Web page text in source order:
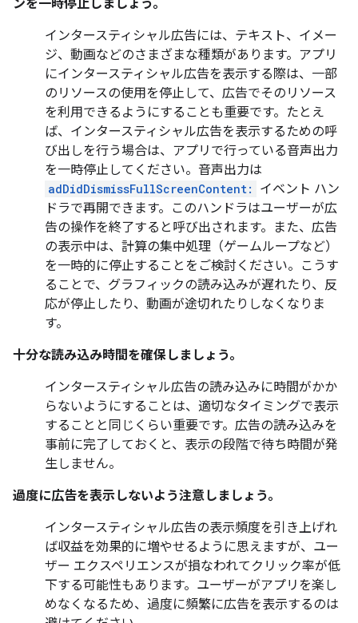
ンを一時停止しましょう。
インタースティシャル広告には、テキスト、イメー
ジ、動画などのさまざまな種類があります。アプリ
にインタースティシャル広告を表示する際は、一部
のリソースの使用を停止して、広告でそのリソース
を利用できるようにすることも重要です。たとえ
ば、インタースティシャル広告を表示するための呼
び出しを行う場合は、アプリで行っている音声出力
を一時停止してください。音声出力は
adDidDismissFullScreenContent:
イベント ハン
ドラで再開できます。このハンドラはユーザーが広
告の操作を終了すると呼び出されます。また、広告
の表示中は、計算の集中処理（ゲームループなど）
を一時的に停止することをご検討ください。こうす
ることで、グラフィックの読み込みが遅れたり、反
応が停止したり、動画が途切れたりしなくなりま
す。
十分な読み込み時間を確保しましょう。
インタースティシャル広告の読み込みに時間がかか
らないようにすることは、適切なタイミングで表示
することと同じくらい重要です。広告の読み込みを
事前に完了しておくと、表示の段階で待ち時間が発
生しません。
過度に広告を表示しないよう注意しましょう。
インタースティシャル広告の表示頻度を引き上げれ
ば収益を効果的に増やせるように思えますが、ユー
ザー エクスペリエンスが損なわれてクリック率が低
下する可能性もあります。ユーザーがアプリを楽し
めなくなるため、過度に頻繁に広告を表示するのは